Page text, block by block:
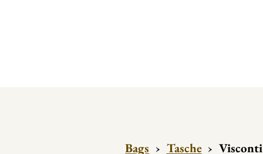
Bags › Tasche ›